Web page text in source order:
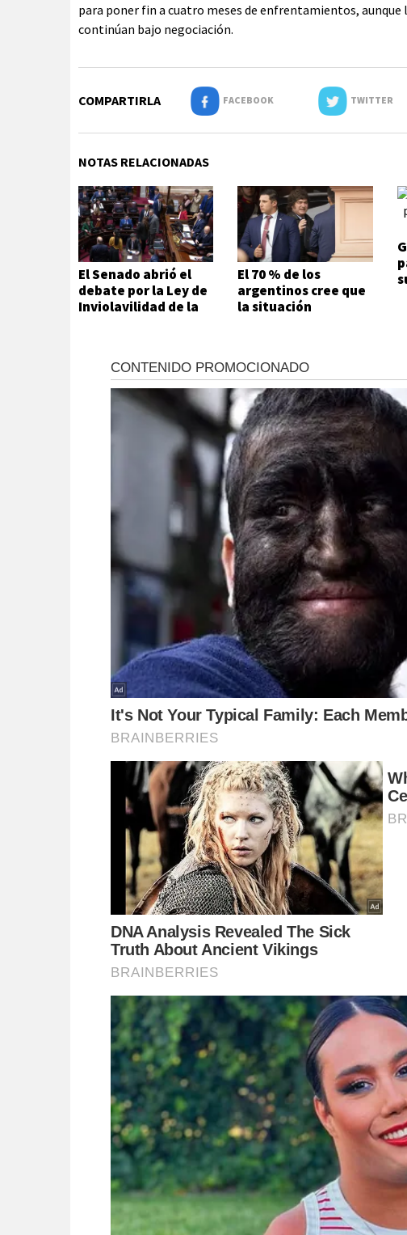
para poner fin a cuatro meses de enfrentamientos,
continúan bajo negociación.
COMPARTIRLA FACEBOOK TWITTER
NOTAS RELACIONADAS
El Senado abrió el
debate por la Ley de
Inviolavilidad de la
El 70 % de los
argentinos cree que
la situación